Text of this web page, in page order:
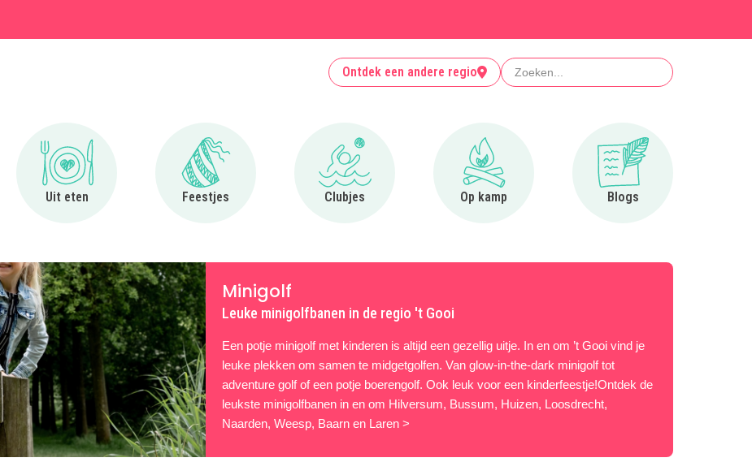
Ontdek een andere regio Zoeken
Uit eten
Ga naar Uit eten
Feestjes
Ga naar Feestjes
Clubjes
Ga naar Clubjes
Op kamp
Ga naar Op kamp
Blogs
Ga naar Blogs
Minigolf
Leuke minigolfbanen in de regio 't Gooi
Een potje minigolf met kinderen is altijd een gezellig uitje. In en om ’t Gooi vind je
leuke plekken om samen te midgetgolfen. Van glow-in-the-dark minigolf tot
adventure golf of een potje boerengolf. Ook leuk voor een kinderfeestje!Ontdek de
leukste minigolfbanen in en om Hilversum, Bussum, Huizen, Loosdrecht,
Naarden, Weesp, Baarn en Laren >